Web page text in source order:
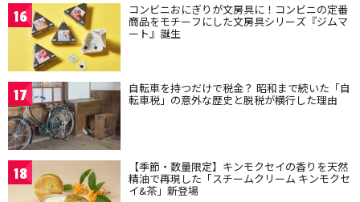
16 コンビニおにぎりが文房具に！コンビニの定番
商品をモチーフにした文房具シリーズ『ジムマ
ート』誕生
17 自転車を持つだけで税金？ 昭和まで続いた「自
転車税」の意外な歴史と脱税が横行した理由
18 【季節・数量限定】キンモクセイの香りを天然
精油で再現した「スチームクリーム キンモクセ
イ&茶」新登場